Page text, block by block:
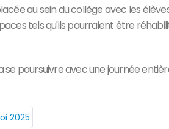
au sein du collège avec les
tels qu'ils pourraient être
poursuivre avec une journée